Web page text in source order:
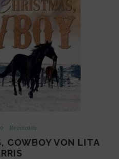
Rezension
COWBOY VON LITA